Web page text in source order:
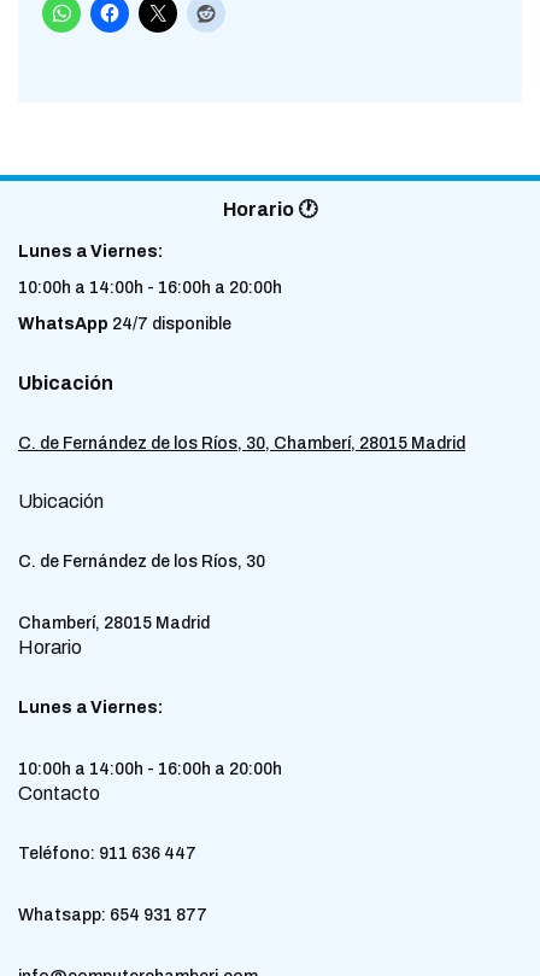
Horario 🕐
Lunes a Viernes:
10:00h a 14:00h - 16:00h a 20:00h
WhatsApp 24/7 disponible
Ubicación
C. de Fernández de los Ríos, 30, Chamberí, 28015 Madrid
Ubicación
C. de Fernández de los Ríos, 30
Chamberí, 28015 Madrid
Horario
Lunes a Viernes:
10:00h a 14:00h - 16:00h a 20:00h
Contacto
Teléfono: 911 636 447
Whatsapp: 654 931 877